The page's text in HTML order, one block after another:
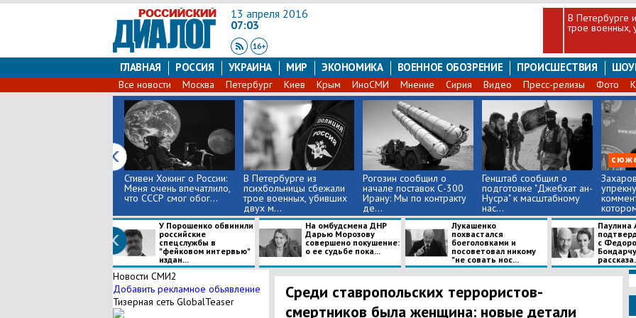
13 апреля 2016
07:03
В Петербурге
трое военных,
ГЛАВНАЯ РОССИЯ УКРАИНА МИР ЭКОНОМИКА ВОЕННОЕ ОБОЗРЕНИЕ ПРОИСШЕСТВИЯ
Все новости Москва Петербург Киев Крым ИноСМИ Мнение Сирия Видео Пресс-релизы Фото
Стивен Хокинг о России:
Меня очень впечатлило,
что СССР смог обог...
В Петербурге из
психбольницы сбежали
трое военных, убивших
двух м...
Рогозин сообщил о
начале поставок С-300
Ирану: Мы по контракту
де...
Генштаб сообщил о
подготовке "Джебхат ан-
Нусра" к масштабному
нас...
У Порошенко обвинили
российские
спецслужбы в
"фейковом интервью"
издан...
На омбудсмена ДНР
Дарью Морозову
совершено покушение:
о ее судьбе пока...
Лукашенко
похвастался
боеголовками и
посоветовал никому
"не совать нос...
Паулина
с
Новости СМИ2
Добавить рекламное обьявление
Тизерная сеть GlobalTeaser
Среди ставропольских террористов-
смертников была женщина: новые детали